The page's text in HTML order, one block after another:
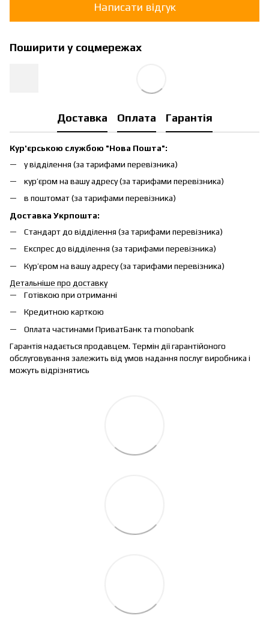
Написати відгук
Поширити у соцмережах
Доставка Оплата Гарантія
Кур'єрською службою "Нова Пошта":
у відділення (за тарифами перевізника)
кур’єром на вашу адресу (за тарифами перевізника)
в поштомат (за тарифами перевізника)
Доставка Укрпошта:
Стандарт до відділення (за тарифами перевізника)
Експрес до відділення (за тарифами перевізника)
Кур’єром на вашу адресу (за тарифами перевізника)
Детальніше про доставку
Готівкою при отриманні
Кредитною карткою
Оплата частинами ПриватБанк та monobank
Гарантія надається продавцем. Термін дії гарантійоного
обслуговування залежить від умов надання послуг виробника і
можуть відрізнятись